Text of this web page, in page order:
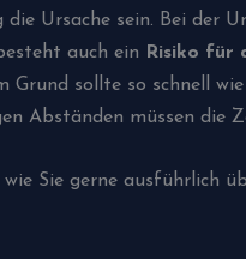
Ursache sein. Bei
auch ein
Risiko für
Grund sollte so schnell
Abständen müssen die
Sie gerne ausführlich